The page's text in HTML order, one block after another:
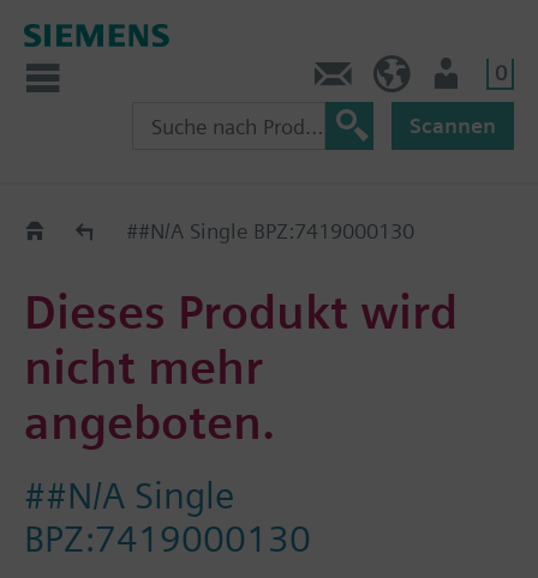
0
Scannen
Old2New##N/A Single BPZ:7419000130
Dieses Produkt wird
nicht mehr
angeboten.
##N/A Single
BPZ:7419000130